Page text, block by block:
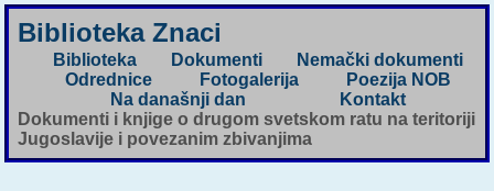
Biblioteka Znaci
Biblioteka Dokumenti
Nemački dokumenti
Odrednice
Fotogalerija
Poezija NOB
Na današnji dan
Kontakt
Dokumenti i knjige o drugom svetskom ratu na teritoriji
Jugoslavije i povezanim zbivanjima